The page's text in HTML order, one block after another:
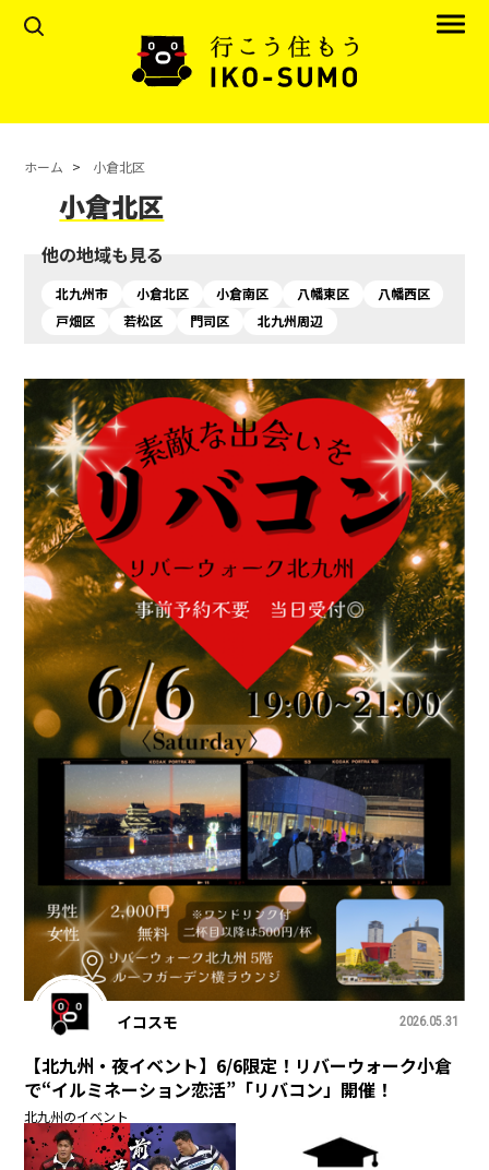
ホーム 小倉北区
小倉北区
他の地域も見る
北九州市 小倉北区 小倉南区 八幡東区
八幡西区
戸畑区
若松区 門司区 北九州周辺
イコスモ 2026.05.31
【北九州・夜イベント】6/6限定！リバーウォーク小倉
で“イルミネーション恋活”「リバコン」開催！
北九州のイベント